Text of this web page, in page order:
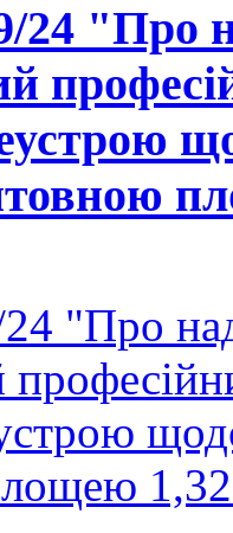
24 "Про
"Про